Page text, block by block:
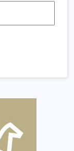
Bohaterów!
z